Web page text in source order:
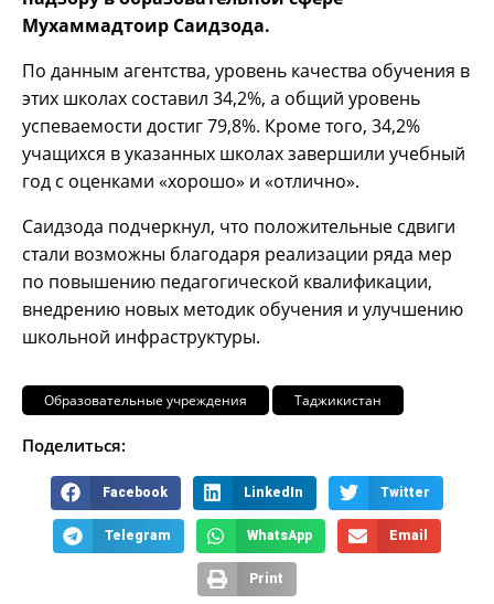
Мухаммадтоир Саидзода.
По данным агентства, уровень качества обучения в
этих школах составил 34,2%, а общий уровень
успеваемости достиг 79,8%. Кроме того, 34,2%
учащихся в указанных школах завершили учебный
год с оценками «хорошо» и «отлично».
Саидзода подчеркнул, что положительные сдвиги
стали возможны благодаря реализации ряда мер
по повышению педагогической квалификации,
внедрению новых методик обучения и улучшению
школьной инфраструктуры.
Образовательные учреждения Таджикистан
Поделиться:
Facebook LinkedIn Twitter
Telegram WhatsApp Email
Print